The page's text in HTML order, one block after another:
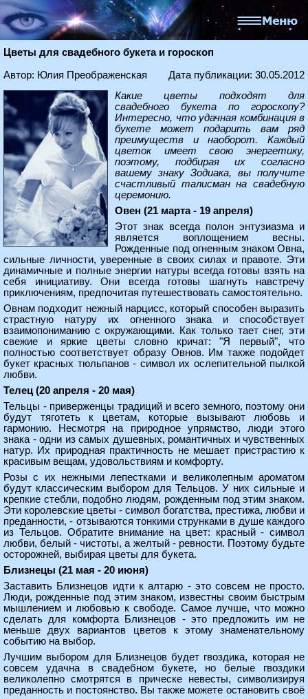
Цветы для свадебного букета и гороскоп
Автор: Юлия Преображенская
Дата публикации: 30.05.2012
Какие цветы подходят для
свадебного букета по гороскопу?
Интересно, что удачная комбинация в
букете может подарить вам ряд
преимуществ и наоборот. Каждый
цветок имеет свою энергетику,
поэтому, подбирая их согласно
вашему знаку Зодиака, вы получите
счастливый талисман на свадебную
церемонию.
Овен (21 марта - 19 апреля)
Этот знак всегда полон энтузиазма и
является воплощением весны.
Рожденные под огненным знаком Овна,
сильные личности, уверенные в своих силах и правоте. Эти
динамичные и полные энергии натуры всегда готовы взять на
себя инициативу. Они всегда готовы шагнуть навстречу
приключениям, предпочитая путешествовать самостоятельно.
Овнам подходит нежный нарцисс, который способен выразить
страстную натуру их огненного знака и способствует
взаимопониманию с окружающими. Как только тает снег, эти
свежие и яркие цветы словно кричат: "Я первый", что
полностью соответствует образу Овнов. Им также подойдет
букет красных тюльпанов - символ их ослепительной пылкой
любви.
Телец (20 апреля - 20 мая)
Тельцы - приверженцы традиций и всего земного, поэтому они
будут тяготеть к цветам, которые вызывают любовь и
гармонию. Несмотря на природное упрямство, люди этого
знака - одни из самых душевных, романтичных и чувственных
натур. Их природная практичность не мешает пристрастию к
красивым вещам, удовольствиям и комфорту.
Розы с их нежными лепестками и великолепным ароматом
будут классическим выбором для Тельцов. У них сильные и
крепкие стебли, подобно людям, рожденным под этим знаком.
Эти королевские цветы - символ богатства, престижа, любви и
преданности, - отзываются тонкими струнками в душе каждого
из Тельцов. Обратите внимание на цвет: красный - символ
любви, белый - чистоты, а желтый - ревности. Поэтому будьте
осторожней, выбирая цветы для букета.
Близнецы (21 мая - 20 июня)
Заставить Близнецов идти к алтарю - это совсем не просто.
Люди, рожденные под этим знаком, известны своим быстрым
мышлением и любовью к свободе. Самое лучше, что можно
сделать для комфорта Близнецов - это предложить им не
меньше двух вариантов цветов к этому знаменательному
событию на выбор.
Лучшим выбором для Близнецов будет гвоздика, которая не
совсем удачна в свадебном букете, но белые гвоздики
великолепно смотрятся в прическе невесты, символизируя
преданность и постоянство. Вы также можете остановить своё